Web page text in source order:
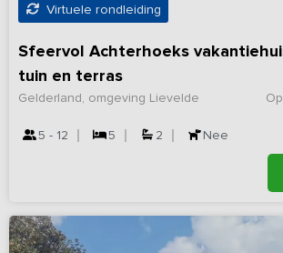
Virtuele rondleiding
Sfeervol Achterhoeks
tuin en terras
Gelderland, omgeving Lievelde
5 - 12 5 2 Nee